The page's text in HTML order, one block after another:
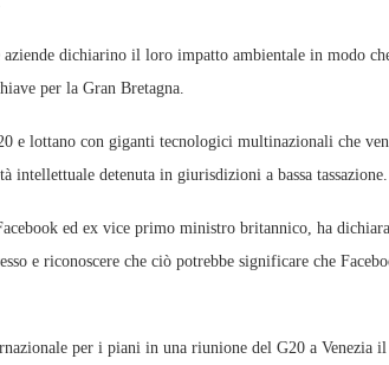
dichiarino il loro impatto ambientale in modo
per la Gran Bretagna.
e lottano con giganti tecnologici multinazionali che
detenuta in giurisdizioni a bassa tassazione.
ed ex vice primo ministro britannico, ha
e riconoscere che ciò potrebbe significare che
per i piani in una riunione del G20 a Venezia il